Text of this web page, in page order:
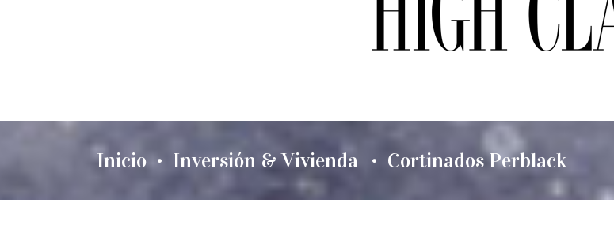
Inicio • Inversión & Vivienda • Cortinados Perblack